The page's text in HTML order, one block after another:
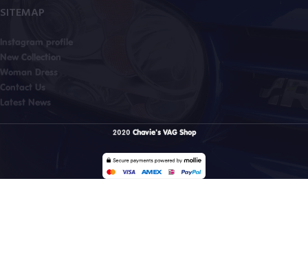
SITEMAP
Instagram profile
New Collection
Woman Dress
Contact Us
Latest News
2020 Chavie's VAG Shop